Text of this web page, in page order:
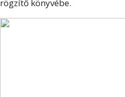
rögzítő könyvébe.